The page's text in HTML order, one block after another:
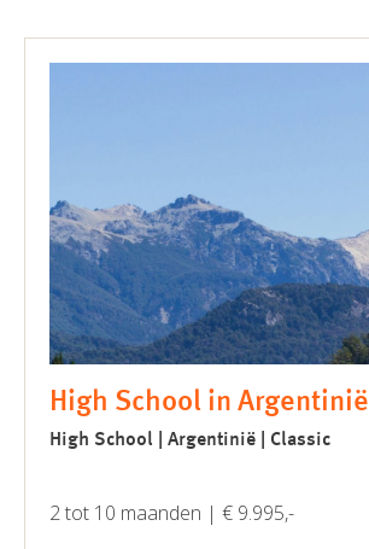
High School in Argentinië
High School | Argentinië | Classic
2 tot 10 maanden | € 9.995,-